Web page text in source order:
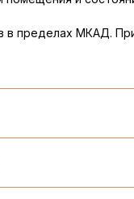
в пределах МКАД.